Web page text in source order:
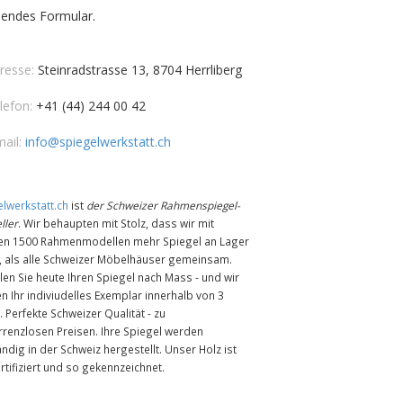
Formular.
Steinradstrasse 13, 8704 Herrliberg
+41 (44) 244 00 42
info@spiegelwerkstatt.ch
ist der Schweizer Rahmenspiegel-
. Wir behaupten mit Stolz, dass wir mit
1500 Rahmenmodellen mehr Spiegel an Lager
als alle Schweizer Möbelhäuser gemeinsam.
Sie heute Ihren Spiegel nach Mass - und wir
Ihr indiviudelles Exemplar innerhalb von 3
Perfekte Schweizer Qualität - zu
Preisen. Ihre Spiegel werden
in der Schweiz hergestellt. Unser Holz ist
und so gekennzeichnet.